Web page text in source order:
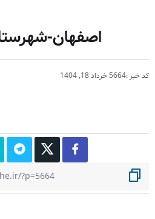
اصفهان-
کد خبر :5664 خرداد 18, 1404